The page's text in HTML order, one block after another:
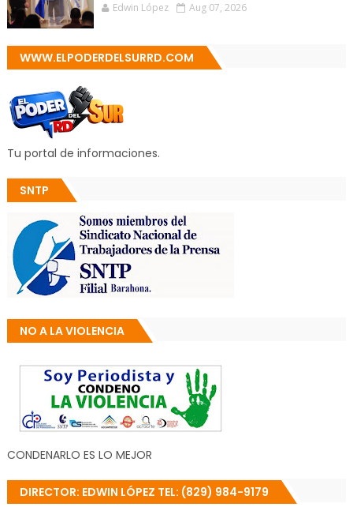
Edwin López Aug 07, 2026
WWW.ELPODERDELSURRD.COM
Tu portal de informaciones.
SNTP
NO A LA VIOLENCIA
CONDENARLO ES LO MEJOR
DIRECTOR: EDWIN LÓPEZ TEL: (829) 984-9179